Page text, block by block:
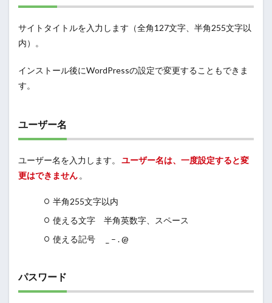
サイトタイトルを入力します（全角127文字、半角255文字以
内）。
インストール後にWordPressの設定で変更することもできま
す。
ユーザー名
ユーザー名を入力します。
ユーザー名は、一度設定すると変
更はできません 。
半角255文字以内
使える文字 半角英数字、スペース
使える記号 _ – . @
パスワード